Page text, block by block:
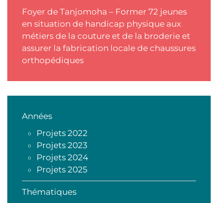
Foyer de Tanjomoha – Former 72 jeunes
en situation de handicap physique aux
métiers de la couture et de la broderie et
assurer la fabrication locale de chaussures
orthopédiques
Années
Projets 2022
Projets 2023
Projets 2024
Projets 2025
Thématiques